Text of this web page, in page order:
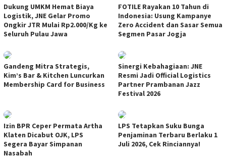
Dukung UMKM Hemat Biaya
Logistik, JNE Gelar Promo
Ongkir JTR Mulai Rp2.000/Kg ke
Seluruh Pulau Jawa
FOTILE Rayakan 10 Tahun di
Indonesia: Usung Kampanye
Zero Accident dan Sasar Semua
Segmen Pasar Jogja
Gandeng Mitra Strategis,
Kim’s Bar & Kitchen Luncurkan
Membership Card for Business
Sinergi Kebahagiaan: JNE
Resmi Jadi Official Logistics
Partner Prambanan Jazz
Festival 2026
Izin BPR Ceper Permata Artha
Klaten Dicabut OJK, LPS
Segera Bayar Simpanan
Nasabah
LPS Tetapkan Suku Bunga
Penjaminan Terbaru Berlaku 1
Juli 2026, Cek Rinciannya!